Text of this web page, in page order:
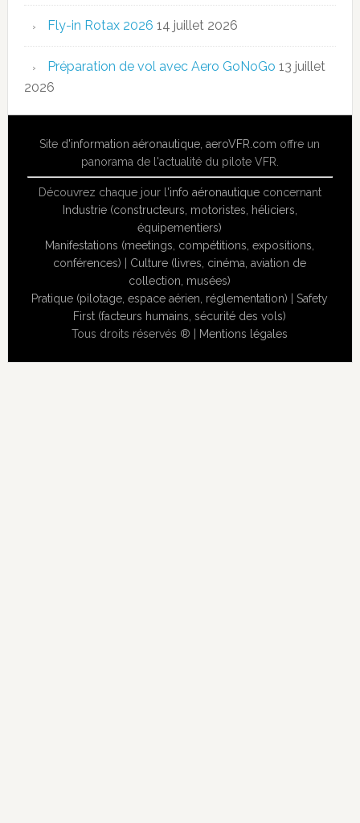
Fly-in Rotax 2026 14 juillet 2026
Préparation de vol avec Aero GoNoGo 13 juillet
2026
Site d'information aéronautique ,aeroVFR.com offre un
panorama de l'actualité du pilote VFR.
Découvrez chaque jour l'info aéronautiqueconcernant
Industrie (constructeurs, motoristes, héliciers,
équipementiers)
Manifestations (meetings, compétitions, expositions,
conférences) | Culture (livres, cinéma, aviation de
collection, musées)
Pratique (pilotage, espace aérien, réglementation) |Safety
First (facteurs humains, sécurité des vols)
Tous droits réservés ® | Mentions légales